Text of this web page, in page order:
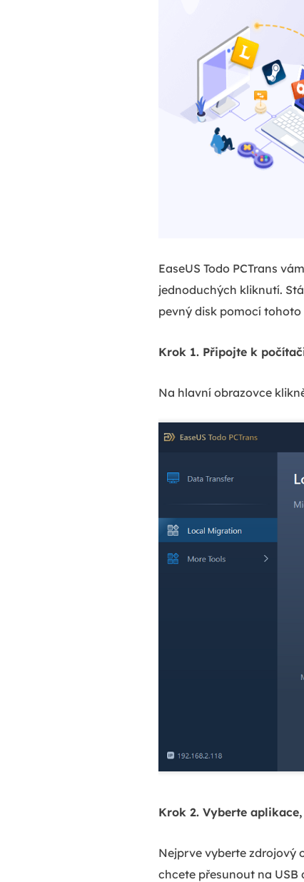
EaseUS Todo PCTrans
jednoduchých kliknutí.
pevný disk pomocí tohoto
Krok 1. Připojte k
Na hlavní obrazovce
Krok 2. Vyberte
Nejprve vyberte zdrojový
chcete přesunout na USB